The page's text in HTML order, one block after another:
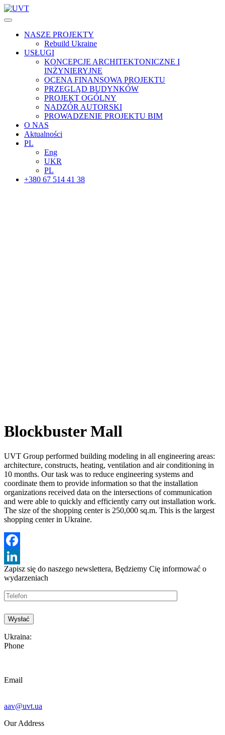
NASZE PROJEKTY
Rebuild Ukraine
USŁUGI
KONCEPCJE ARCHITEKTONICZNE I
INŻYNIERYJNE
OCENA FINANSOWA PROJEKTU
PRZEGLĄD BUDYNKÓW
PROJEKT OGÓLNY
NADZÓR AUTORSKI
PROWADZENIE PROJEKTU BIM
O NAS
Aktualności
PL
Eng
UKR
PL
+380 67 514 41 38
Blockbuster Mall
UVT Group performed building modeling in all engineering areas:
architecture, constructs, heating, ventilation and air conditioning in
10 months. Our task was to reduce engineering systems and
coordinate them to provide information so that the installation
organizations received data on the intersections of communication
and were able to quickly and efficiently carry out installation work.
The size of the shopping center is 250,000 sq.m. This is the largest
shopping center in Ukraine.
Facebook
LinkedIn
Zapisz się do naszego newslettera, Będziemy Cię informować o
wydarzeniach
Ukraina:
Phone
Email
aav@uvt.ua
Our Address